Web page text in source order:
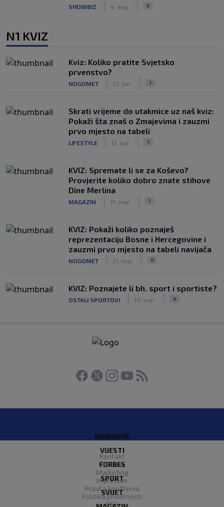
SHOWBIZ 4. aug. 0
N1 KVIZ
Kviz: Koliko pratite Svjetsko
prvenstvo?
NOGOMET 22. jun. 1
Skrati vrijeme do utakmice uz naš kviz:
Pokaži šta znaš o Zmajevima i zauzmi
prvo mjesto na tabeli
LIFESTYLE 12. jun. 1
KVIZ: Spremate li se za Koševo?
Provjerite koliko dobro znate stihove
Dine Merlina
MAGAZIN 31. mar. 1
KVIZ: Pokaži koliko poznaješ
reprezentaciju Bosne i Hercegovine i
zauzmi prvo mjesto na tabeli navijača
NOGOMET 31. mar. 0
KVIZ: Poznajete li bh. sport i sportiste?
OSTALI SPORTOVI 23. mar. 0
NAJNOVIJE
VIJESTI
FORBES
SPORT
SVIJET
Kontakt
O nama
Marketing
Impresum
Pravila korištenja
Politika privatnosti
RSS